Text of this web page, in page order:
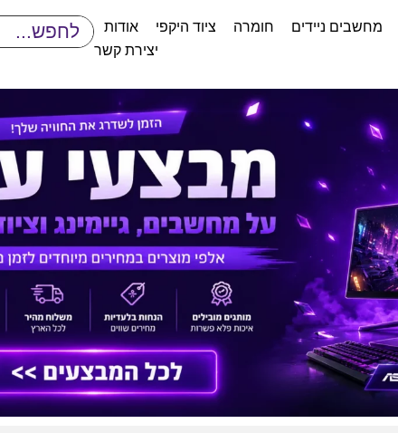
מחשבים ניידים חומרה ציוד היקפי
אודות
יצירת קשר